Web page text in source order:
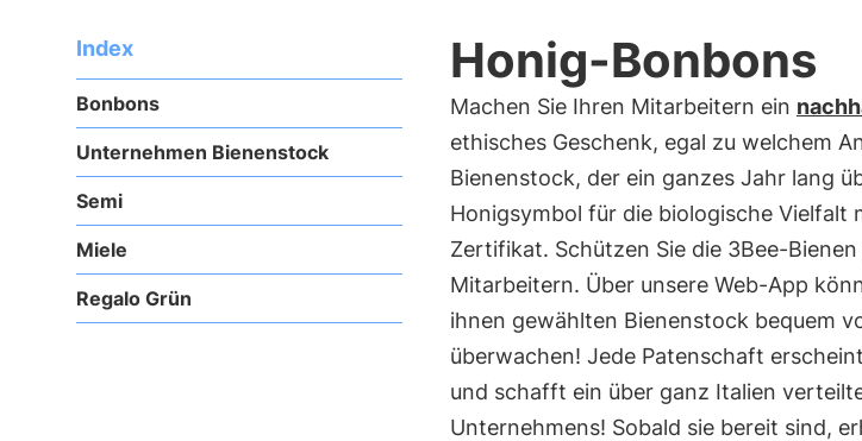
Index
Bonbons
Unternehmen Bienenstock
Semi
Miele
Regalo Grün
Honig-Bonbons
Machen Sie Ihren Mitarbeitern ein
ethisches Geschenk, egal zu welchem
Bienenstock, der ein ganzes Jahr lang
Honigsymbol für die biologische Vielfalt
Zertifikat. Schützen Sie die 3Bee-
Mitarbeitern. Über unsere Web-App
ihnen gewählten Bienenstock bequem
überwachen! Jede Patenschaft
und schafft ein über ganz Italien
Unternehmens! Sobald sie bereit sind,